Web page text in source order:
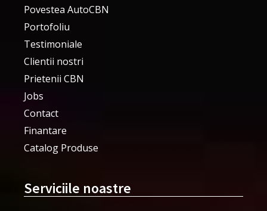
Povestea AutoCBN
Portofoliu
Testimoniale
Clientii nostri
Prietenii CBN
Jobs
Contact
Finantare
Catalog Produse
Serviciile noastre